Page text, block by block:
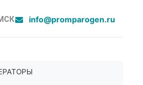
info@promparogen.ru